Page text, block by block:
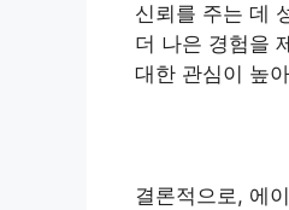
신뢰를 주는 데
더 나은 경험을
대한 관심이 높
결론적으로, 에